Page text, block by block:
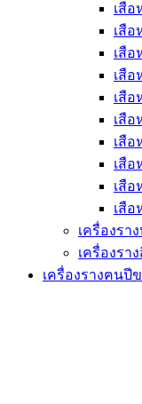
เสือ
เสือ
เสือ
เสื
เสือ
เสือ
เสื
เสื
เสื
เสือ
เครื่องรา
เครื่องรา
เครื่องรางฅนปี